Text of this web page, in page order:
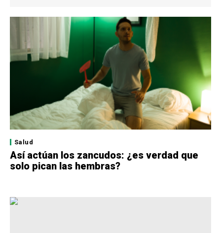
Salud
Así actúan los zancudos: ¿es verdad que
solo pican las hembras?